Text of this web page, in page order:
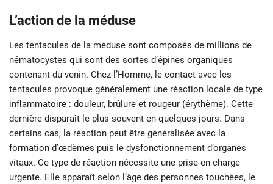
L’action de la méduse
Les tentacules de la méduse sont composés de millions de
nématocystes qui sont des sortes d’épines organiques
contenant du venin. Chez l’Homme, le contact avec les
tentacules provoque généralement une réaction locale de type
inflammatoire : douleur, brûlure et rougeur (érythème). Cette
dernière disparaît le plus souvent en quelques jours. Dans
certains cas, la réaction peut être généralisée avec la
formation d’œdèmes puis le dysfonctionnement d’organes
vitaux. Ce type de réaction nécessite une prise en charge
urgente. Elle apparaît selon l’âge des personnes touchées, le